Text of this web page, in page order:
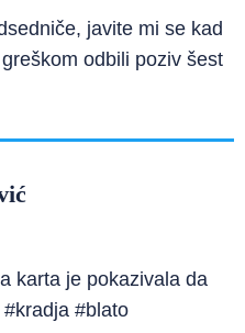
javite mi se kad
odbili poziv šest
karta je pokazivala da
#blato